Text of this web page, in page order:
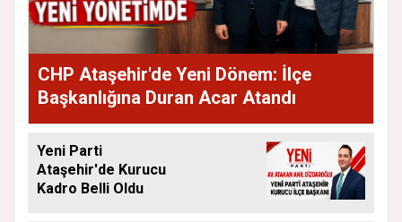
CHP Ataşehir'de Yeni Dönem: İlçe
Başkanlığına Duran Acar Atandı
Yeni Parti
Ataşehir'de Kurucu
Kadro Belli Oldu